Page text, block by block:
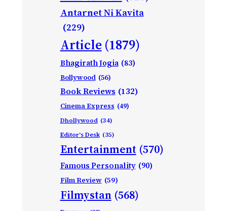
Antarnet Ni Kavita
(229)
Article (1879)
Bhagirath Jogia (83)
Bollywood (56)
Book Reviews (132)
Cinema Express (49)
Dhollywood (34)
Editor's Desk (35)
Entertainment (570)
Famous Personality (90)
Film Review (59)
Filmystan (568)